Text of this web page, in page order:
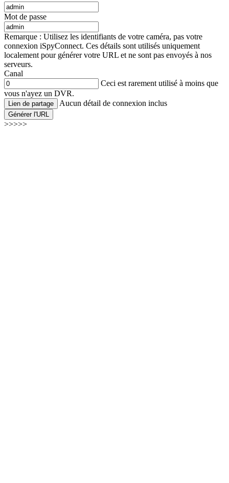
Mot de passe
Remarque : Utilisez les identifiants de votre caméra, pas votre
connexion iSpyConnect. Ces détails sont utilisés uniquement
localement pour générer votre URL et ne sont pas envoyés à nos
serveurs.
Canal
Ceci est rarement utilisé à moins que
vous n'ayez un DVR.
Lien de partage Aucun détail de connexion inclus
Générer l'URL
>>>>>